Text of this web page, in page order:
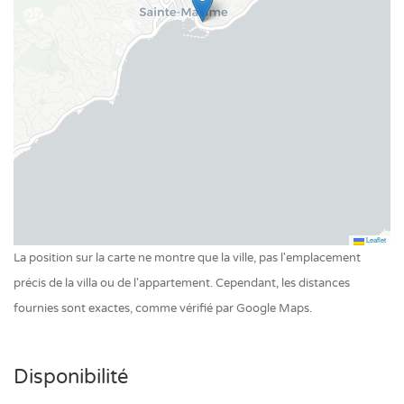
Piscine privée extérieur
Leaflet
La position sur la carte ne montre que la ville, pas l'emplacement
précis de la villa ou de l'appartement. Cependant, les distances
fournies sont exactes, comme vérifié par Google Maps.
Disponibilité